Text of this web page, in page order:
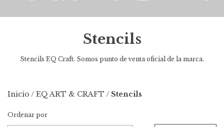
Stencils
Stencils EQ Craft. Somos punto de venta oficial de la marca.
Inicio / EQ ART & CRAFT / Stencils
Ordenar por